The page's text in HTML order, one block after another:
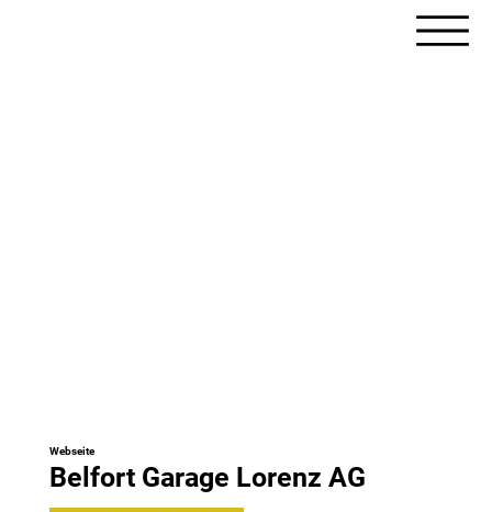
Webseite
Belfort Garage Lorenz AG